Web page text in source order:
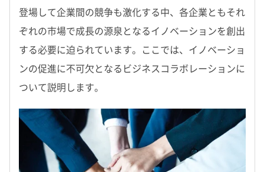
登場して企業間の競争も激化する中、各企業ともそれ
ぞれの市場で成長の源泉となるイノベーションを創出
する必要に迫られています。ここでは、イノベーショ
ンの促進に不可欠となるビジネスコラボレーションに
ついて説明します。